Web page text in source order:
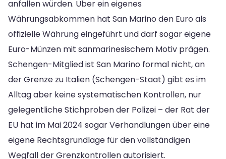
anfallen würden. Über ein eigenes
Währungsabkommen hat San Marino den Euro als
offizielle Währung eingeführt und darf sogar eigene
Euro-Münzen mit sanmarinesischem Motiv prägen.
Schengen-Mitglied ist San Marino formal nicht, an
der Grenze zu Italien (Schengen-Staat) gibt es im
Alltag aber keine systematischen Kontrollen, nur
gelegentliche Stichproben der Polizei – der Rat der
EU hat im Mai 2024 sogar Verhandlungen über eine
eigene Rechtsgrundlage für den vollständigen
Wegfall der Grenzkontrollen autorisiert.